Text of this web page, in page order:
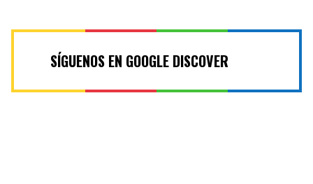
SÍGUENOS EN GOOGLE DISCOVER